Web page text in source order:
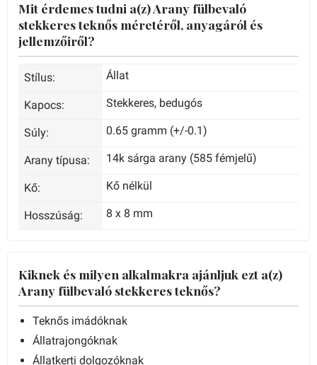
Mit érdemes tudni a(z) Arany fülbevaló
stekkeres teknős méretéről, anyagáról és
jellemzőiről?
Stílus: Állat
Kapocs: Stekkeres, bedugós
Súly: 0.65 gramm (+/-0.1)
Arany típusa: 14k sárga arany (585 fémjelű)
Kő: Kő nélkül
Hosszúság: 8 x 8 mm
Kiknek és milyen alkalmakra ajánljuk ezt a(z)
Arany fülbevaló stekkeres teknős?
Teknős imádóknak
Állatrajongóknak
Állatkerti dolgozóknak